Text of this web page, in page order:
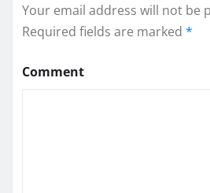
Your email address will not be
Required fields are marked *
Comment